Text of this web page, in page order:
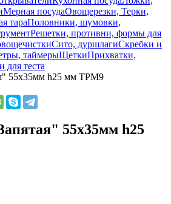
Мерная посудаОвощерезки, Терки,
тараПоловники, шумовки,
Решетки, противни, формы для
Сито, дуршлагиСкребки и
таймерыЩеткиПрихватки,
для теста
55х35мм h25 мм TPM9
55х35мм h25